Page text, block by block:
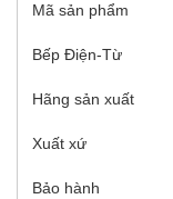
Mã sản phẩm
Bếp Điện-Từ
Hãng sản xuất
Xuất xứ
Bảo hành